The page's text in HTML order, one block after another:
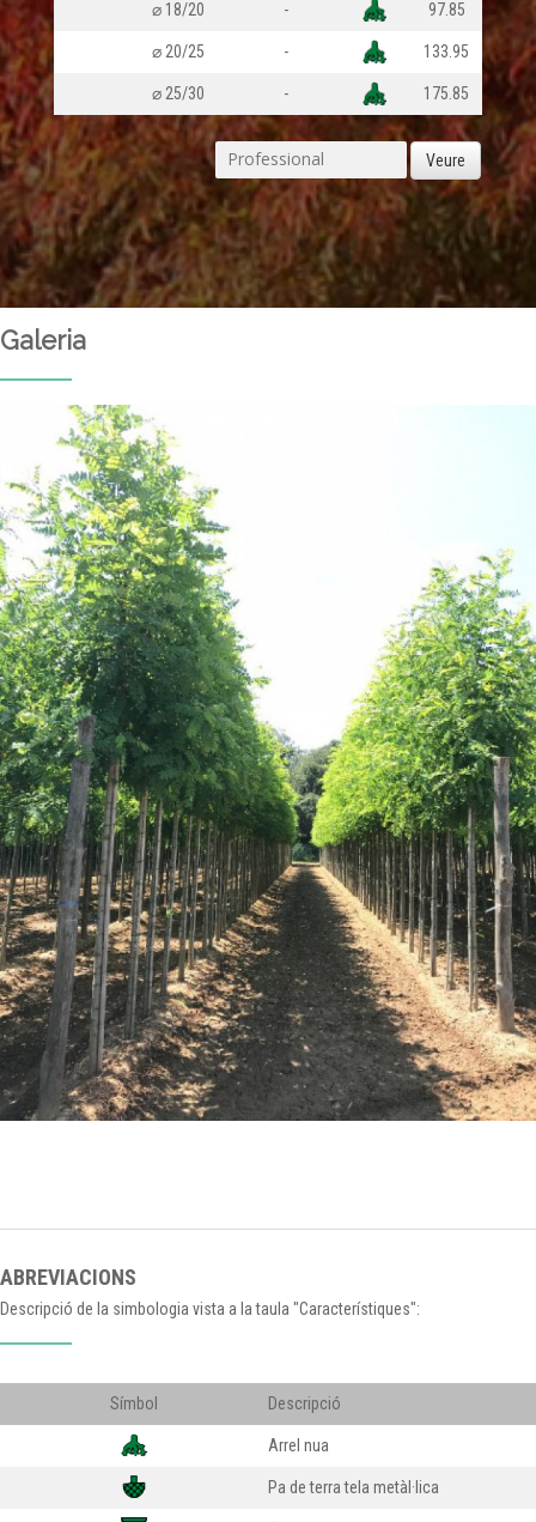
⌀ 18/20 - 97.85
⌀ 20/25 - 133.95
⌀ 25/30 - 175.85
Veure
Galeria
ABREVIACIONS
Descripció de la simbologia vista a la taula "Característiques":
Símbol Descripció
Arrel nua
Pa de terra tela metàl·lica